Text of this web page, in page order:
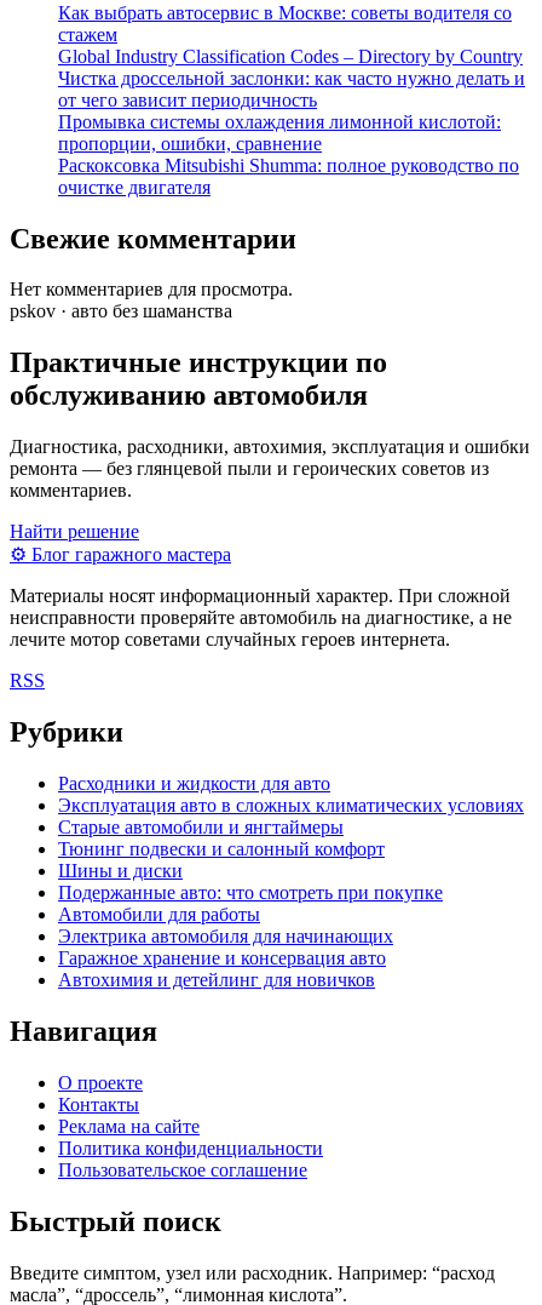
Как выбрать автосервис в Москве: советы водителя со
стажем
Global Industry Classification Codes – Directory by Country
Чистка дроссельной заслонки: как часто нужно делать и
от чего зависит периодичность
Промывка системы охлаждения лимонной кислотой:
пропорции, ошибки, сравнение
Раскоксовка Mitsubishi Shumma: полное руководство по
очистке двигателя
Свежие комментарии
Нет комментариев для просмотра.
pskov · авто без шаманства
Практичные инструкции по
обслуживанию автомобиля
Диагностика, расходники, автохимия, эксплуатация и ошибки
ремонта — без глянцевой пыли и героических советов из
комментариев.
Найти решение
⚙ Блог гаражного мастера
Материалы носят информационный характер. При сложной
неисправности проверяйте автомобиль на диагностике, а не
лечите мотор советами случайных героев интернета.
RSS
Рубрики
Расходники и жидкости для авто
Эксплуатация авто в сложных климатических условиях
Старые автомобили и янгтаймеры
Тюнинг подвески и салонный комфорт
Шины и диски
Подержанные авто: что смотреть при покупке
Автомобили для работы
Электрика автомобиля для начинающих
Гаражное хранение и консервация авто
Автохимия и детейлинг для новичков
Навигация
О проекте
Контакты
Реклама на сайте
Политика конфиденциальности
Пользовательское соглашение
Быстрый поиск
Введите симптом, узел или расходник. Например: “расход
масла”, “дроссель”, “лимонная кислота”.